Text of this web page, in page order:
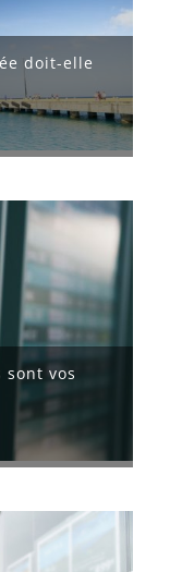
doit-elle
vos